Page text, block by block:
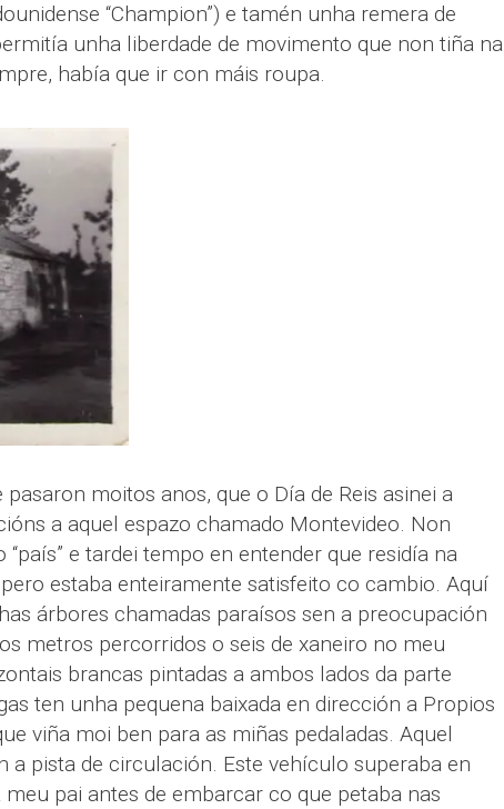
“Champion”) e tamén unha remera de
unha liberdade de movimento que non tiña na
había que ir con máis roupa.
moitos anos, que o Día de Reis asinei a
a aquel espazo chamado Montevideo. Non
e tardei tempo en entender que residía na
estaba enteiramente satisfeito co cambio. Aquí
árbores chamadas paraísos sen a preocupación
metros percorridos o seis de xaneiro no meu
brancas pintadas a ambos lados da parte
ten unha pequena baixada en dirección a Propios
viña moi ben para as miñas pedaladas. Aquel
a pista de circulación. Este vehículo superaba en
pai antes de embarcar co que petaba nas